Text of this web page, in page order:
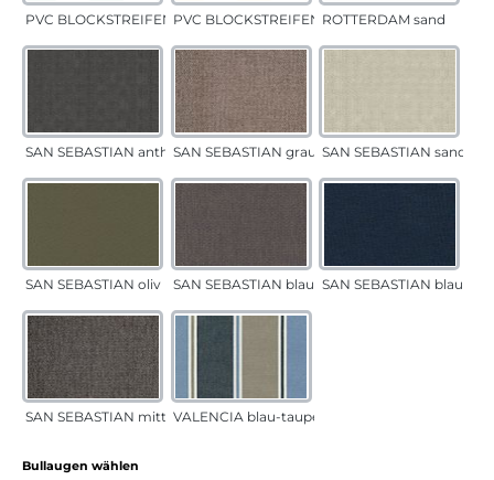
PVC BLOCKSTREIFEN grünPVC BLOCKSTREIFEN gelbROTTERDAM sand
SAN SEBASTIAN anthrazitSAN SEBASTIAN grau-sandSAN SEBASTIAN sand
SAN SEBASTIAN oliv SAN SEBASTIAN blau-sandSAN SEBASTIAN blau
SAN SEBASTIAN mittelgrauVALENCIA blau-taupe
Bullaugen wählen